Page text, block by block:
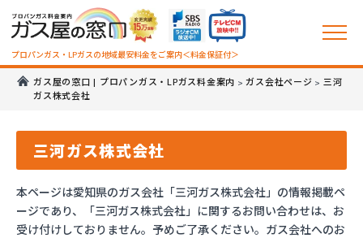
プロパンガス・LPガスの地域最安料金をご案内＜料金保証付＞
ガス屋の窓口 | プロパンガス・LPガス料金案内 >ガス会社ページ > 三河
ガス株式会社
三河ガス株式会社
本ページは愛知県のガス会社「三河ガス株式会社」の情報掲載ペ
ージであり、「三河ガス株式会社」に関するお問い合わせは、お
受け付けしておりません。予めご了承ください。ガス会社へのお